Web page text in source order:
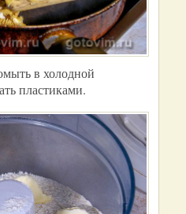
в холодной
пластиками.